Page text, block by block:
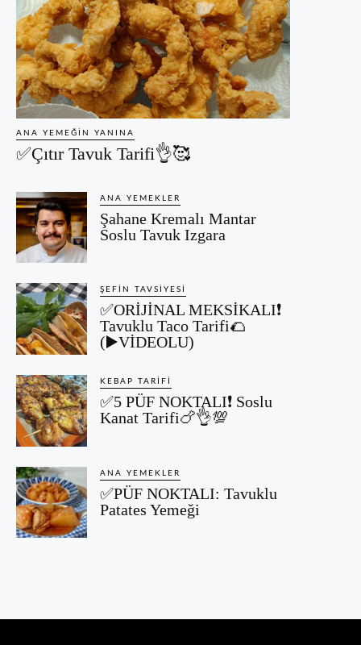
ANA YEMEĞIN YANINA
✅Çıtır Tavuk Tarifi👌🥰
ANA YEMEKLER
Şahane Kremalı Mantar
Soslu Tavuk Izgara
ŞEFIN TAVSIYESI
✅ORİJİNAL MEKSİKALI❗
Tavuklu Taco Tarifi🌮
(▶️VİDEOLU)
KEBAP TARIFI
✅5 PÜF NOKTALI❗ Soslu
Kanat Tarifi🍗👌💯
ANA YEMEKLER
✅PÜF NOKTALI: Tavuklu
Patates Yemeği